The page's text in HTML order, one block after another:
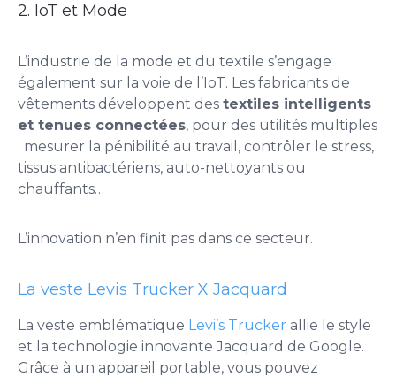
2. IoT et Mode
L’industrie de la mode et du textile s’engage
également sur la voie de l’IoT. Les fabricants de
vêtements développent des textiles intelligents
et tenues connectées, pour des utilités multiples
: mesurer la pénibilité au travail, contrôler le stress,
tissus antibactériens, auto-nettoyants ou
chauffants…
L’innovation n’en finit pas dans ce secteur.
La veste Levis Trucker X Jacquard
La veste emblématique Levi’s Trucker allie le style
et la technologie innovante Jacquard de Google.
Grâce à un appareil portable, vous pouvez